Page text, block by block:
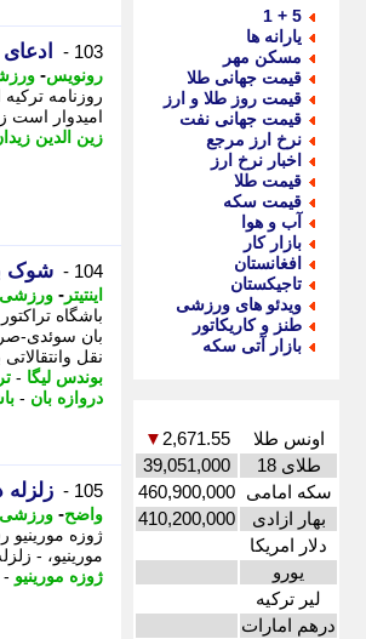
5 + 1
یارانه ها
مسکن مهر
قیمت جهانی طلا
قیمت روز طلا و ارز
قیمت جهانی نفت
نرخ ارز مرجع
اخبار نرخ ارز
قیمت طلا
قیمت سکه
آب و هوا
بازار کار
افغانستان
تاجیکستان
ویدئو های ورزشی
طنز و کاریکاتور
بازار آتی سکه
اونس طلا 2,671.55
▼
طلای 18
39,051,000
سکه امامی 460,900,000
بهار ازادی
410,200,000
دلار امریکا
یورو
لیر ترکیه
درهم امارات
103 -
رونویس-
امیدوار است
زین الدین
104 - شوک
اینتیتر - ورزشی
باشگاه
بان سوئدی-
نقل
بوندس لیگا -
دروازه بان -
105 -
واضح- ورزشی
ژوزه مورینیو
مورینیو، -
ژوزه مورینیو -